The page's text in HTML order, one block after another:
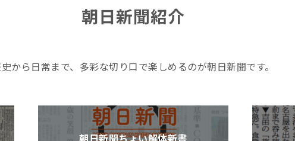
朝日新聞紹介
から日常まで、多彩な切り口で楽しめるのが朝日新聞です。
朝日新聞ちょい解体新書